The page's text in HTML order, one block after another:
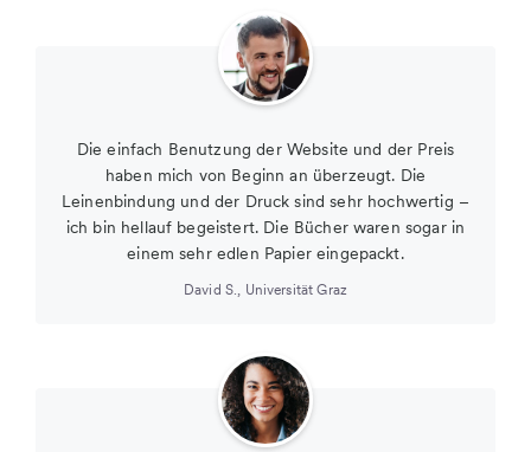
Die einfach Benutzung der Website und der Preis
haben mich von Beginn an überzeugt. Die
Leinenbindung und der Druck sind sehr hochwertig –
ich bin hellauf begeistert. Die Bücher waren sogar in
einem sehr edlen Papier eingepackt.
David S., Universität Graz